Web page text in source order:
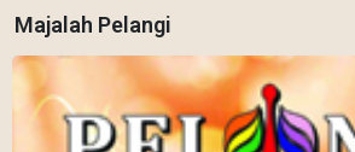
Majalah Pelangi